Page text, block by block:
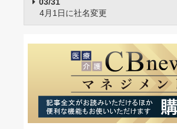
4月1日に社名変更